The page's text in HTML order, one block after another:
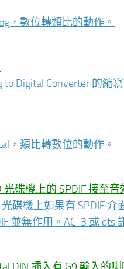
，數位轉類比的動作。
to Digital Converter 的
，類比轉數位的動作。
光碟機上的 SPDIF 接至
碟機上如果有 SPDIF
並無作用。AC-3 或 dts